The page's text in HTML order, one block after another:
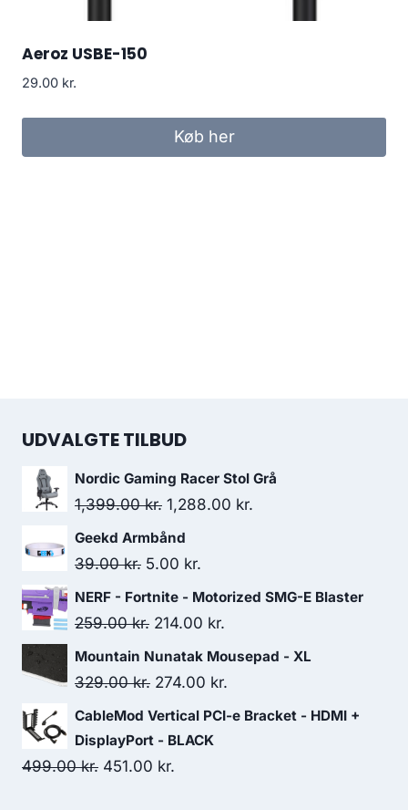
Aeroz USBE-150
29.00 kr.
Køb her
UDVALGTE TILBUD
Nordic Gaming Racer Stol Grå
1,399.00kr. Original
price
was:
1,288.00 kr.
Geekd Armbånd
39.00kr. Original
price
was:
5.00 kr.
price
is:
NERF - Fortnite - Motorized SMG-E Blaster
259.00kr. Original
price
was:
214.00 kr.
price
Mountain Nunatak Mousepad - XL
329.00kr. Original
price
was:
329.00 kr..
274.00 kr.
price
CableMod Vertical PCI-e Bracket - HDMI +
DisplayPort - BLACK
499.00kr. Original
451.00 kr.